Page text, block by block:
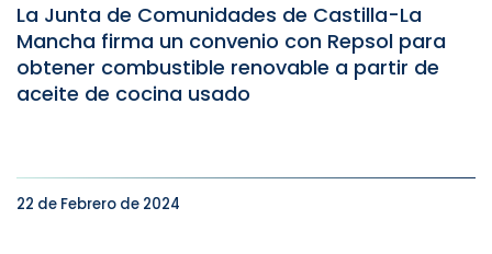
La Junta de Comunidades de Castilla-La
Mancha firma un convenio con Repsol para
obtener combustible renovable a partir de
aceite de cocina usado
22 de Febrero de 2024